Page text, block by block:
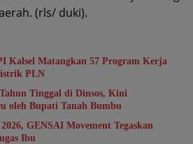
(rls/ duki).
Kalsel Matangkan 57 Program Kerja
PLN
Tinggal di Dinsos, Kini
oleh Bupati Tanah Bumbu
GENSAI Movement Tegaskan
Ibu